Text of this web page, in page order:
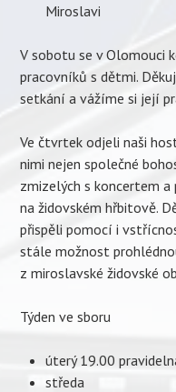
Miroslavi
V sobotu se v Olomouci
pracovníků s dětmi.
setkání a vážíme si její
Ve čtvrtek odjeli naši
nimi nejen společné
zmizelých s koncertem a
na židovském hřbitově.
přispěli pomocí i
stále možnost
z miroslavské židovské
Týden ve sboru
úterý 19.00
středa